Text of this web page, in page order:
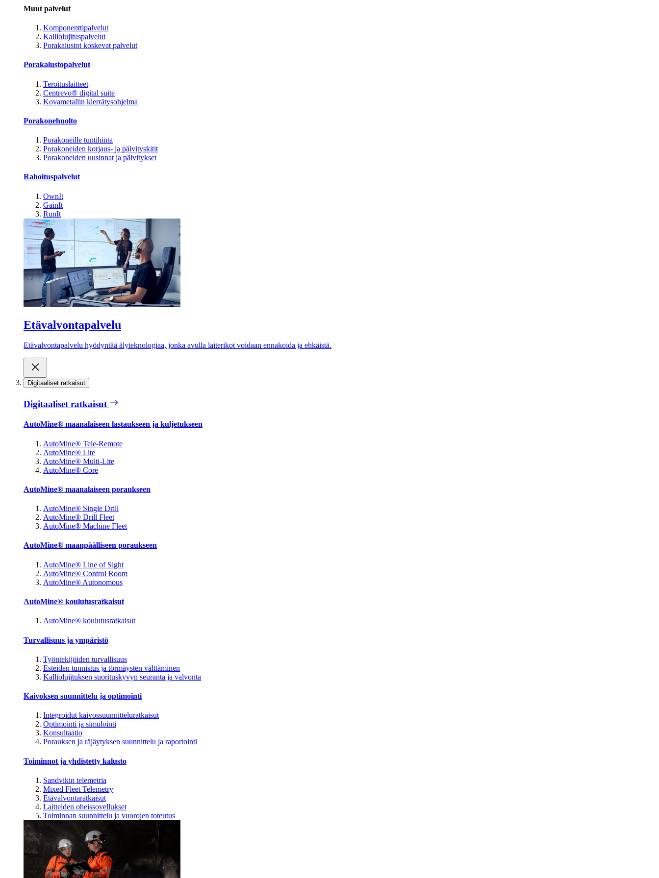
Muut palvelut
Komponenttipalvelut
Kalliolujituspalvelut
Porakalustot koskevat palvelut
Porakalustopalvelut
Teroituslaitteet
Centrevo® digital suite
Kovametallin kierrätysohjelma
Porakonehuolto
Porakoneille tuntihinta
Porakoneiden korjaus- ja päivityskitit
Porakoneiden uusinnat ja päivitykset
Rahoituspalvelut
OwnIt
GainIt
RunIt
Etävalvontapalvelu
Etävalvontapalvelu hyödyntää älyteknologiaa, jonka avulla laiterikot voidaan ennakoida ja ehkäistä.
Digitaaliset ratkaisut
Digitaaliset ratkaisut
AutoMine® maanalaiseen lastaukseen ja kuljetukseen
AutoMine® Tele-Remote
AutoMine® Lite
AutoMine® Multi-Lite
AutoMine® Core
AutoMine® maanalaiseen poraukseen
AutoMine® Single Drill
AutoMine® Drill Fleet
AutoMine® Machine Fleet
AutoMine® maanpäälliseen poraukseen
AutoMine® Line of Sight
AutoMine® Control Room
AutoMine® Autonomous
AutoMine® koulutusratkaisut
AutoMine® koulutusratkaisut
Turvallisuus ja ympäristö
Työntekijöiden turvallisuus
Esteiden tunnistus ja törmäysten välttäminen
Kalliolujituksen suorituskyvyn seuranta ja valvonta
Kaivoksen suunnittelu ja optimointi
Integroidut kaivossuunnitteluratkaisut
Optimointi ja simulointi
Konsultaatio
Porauksen ja räjäytyksen suunnittelu ja raportointi
Toiminnot ja yhdistetty kalusto
Sandvikin telemetria
Mixed Fleet Telemetry
Etävalvontaratkaisut
Laitteiden oheissovellukset
Toiminnan suunnittelu ja vuorojen toteutus